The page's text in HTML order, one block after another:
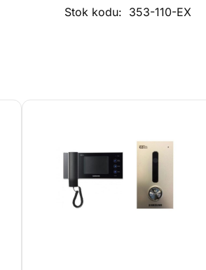
Stok kodu: 353-110-EX